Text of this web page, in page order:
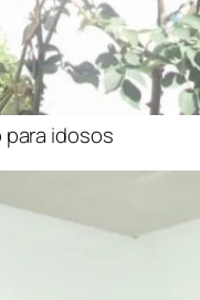
idosos